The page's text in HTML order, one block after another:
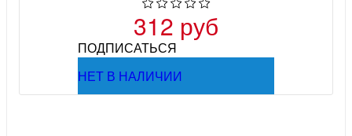
312 руб
ПОДПИСАТЬСЯ
НЕТ В НАЛИЧИИ